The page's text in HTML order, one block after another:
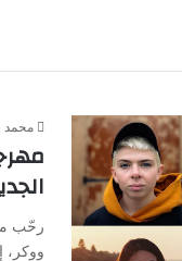
محمد
ووكر،